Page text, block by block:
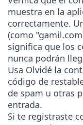
muestra en la
correctamente.
(como
significa que los
nunca podrán
Usa Olvidé la
código de
de spam u otras
entrada.
Si te registraste